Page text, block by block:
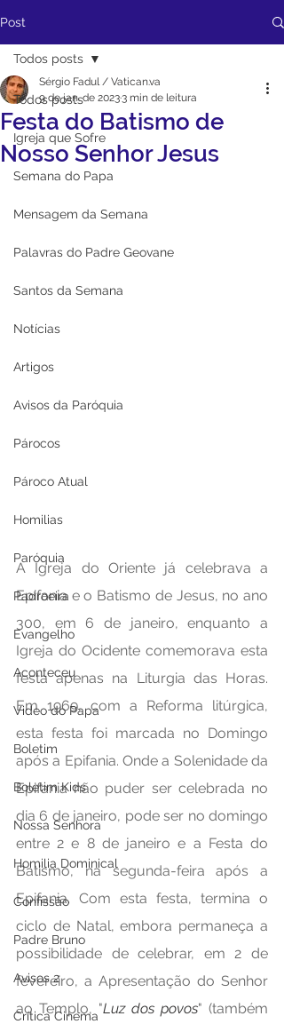
Post
Todos posts
Igreja que Sofre
Semana do Papa
Mensagem da Semana
Palavras do Padre Geovane
Santos da Semana
Notícias
Artigos
Avisos da Paróquia
Párocos
Pároco Atual
Homilias
Paróquia
Padroeira
Evangelho
Aconteceu
Video do Papa
Boletim
Boletim Kids
Nossa Senhora
Homilia Dominical
Confissão
Padre Bruno
Avisos 2
Crítica Cinema
Todos posts
Festa do Batismo de
Nosso Senhor Jesus
Sérgio Fadul / Vatican.va
9 de jan. de 20233 min de leitura
A Igreja do Oriente já celebrava a
Epifania e o Batismo de Jesus, no ano
300, em 6 de janeiro, enquanto a
Igreja do Ocidente comemorava esta
festa apenas na Liturgia das Horas.
Em 1969, com a Reforma litúrgica,
esta festa foi marcada no Domingo
após a Epifania. Onde a Solenidade da
Epifania não puder ser celebrada no
dia 6 de janeiro, pode ser no domingo
entre 2 e 8 de janeiro e a Festa do
Batismo, na segunda-feira após a
Epifania. Com esta festa, termina o
ciclo de Natal, embora permaneça a
possibilidade de celebrar, em 2 de
fevereiro, a Apresentação do Senhor
ao Templo, "Luz dos povos" (também